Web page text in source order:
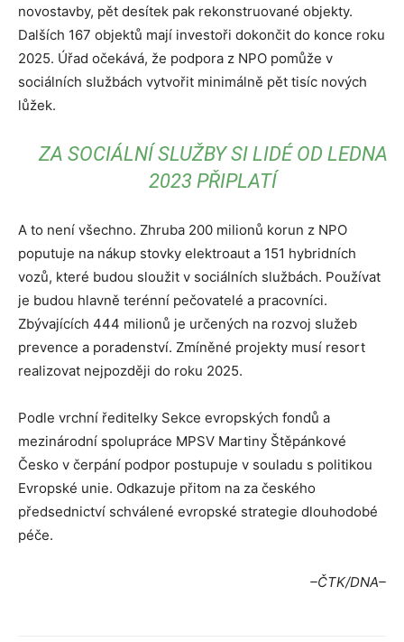
novostavby, pět desítek pak rekonstruované objekty.
Dalších 167 objektů mají investoři dokončit do konce roku
2025. Úřad očekává, že podpora z NPO pomůže v
sociálních službách vytvořit minimálně pět tisíc nových
lůžek.
ZA SOCIÁLNÍ SLUŽBY SI LIDÉ OD LEDNA
2023 PŘIPLATÍ
A to není všechno. Zhruba 200 milionů korun z NPO
poputuje na nákup stovky elektroaut a 151 hybridních
vozů, které budou sloužit v sociálních službách. Používat
je budou hlavně terénní pečovatelé a pracovníci.
Zbývajících 444 milionů je určených na rozvoj služeb
prevence a poradenství. Zmíněné projekty musí resort
realizovat nejpozději do roku 2025.
Podle vrchní ředitelky Sekce evropských fondů a
mezinárodní spolupráce MPSV Martiny Štěpánkové
Česko v čerpání podpor postupuje v souladu s politikou
Evropské unie. Odkazuje přitom na za českého
předsednictví schválené evropské strategie dlouhodobé
péče.
–ČTK/DNA–